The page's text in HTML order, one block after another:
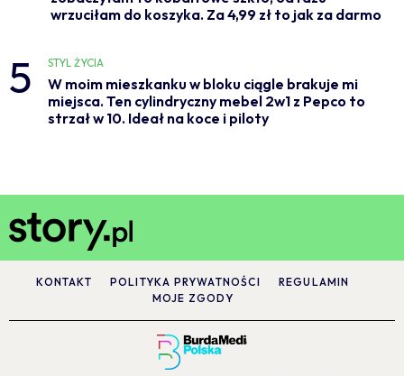
wrzuciłam do koszyka. Za 4,99 zł to jak za darmo
5 STYL ŻYCIA
W moim mieszkanku w bloku ciągle brakuje mi
miejsca. Ten cylindryczny mebel 2w1 z Pepco to
strzał w 10. Ideał na koce i piloty
KONTAKT POLITYKA PRYWATNOŚCI
REGULAMIN
MOJE ZGODY